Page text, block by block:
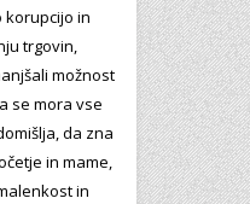
korupcijo in
trgovin,
možnost
se mora vse
da zna
in mame,
in